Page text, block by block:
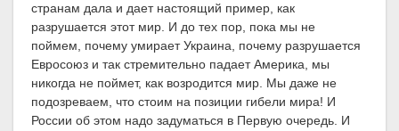
странам дала и дает настоящий пример, как
разрушается этот мир. И до тех пор, пока мы не
поймем, почему умирает Украина, почему разрушается
Евросоюз и так стремительно падает Америка, мы
никогда не поймет, как возродится мир. Мы даже не
подозреваем, что стоим на позиции гибели мира! И
России об этом надо задуматься в Первую очередь. И